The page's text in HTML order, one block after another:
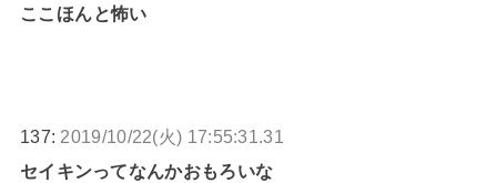
ここほんと怖い
137: 2019/10/22(火) 17:55:31.31
セイキンってなんかおもろいな